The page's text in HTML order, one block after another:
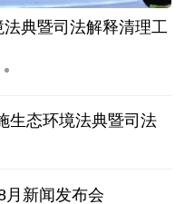
业运行韧性较强
俄领土证据
力市场正在走弱
典暨司法解释清理工
生态环境法典暨司法
月新闻发布会